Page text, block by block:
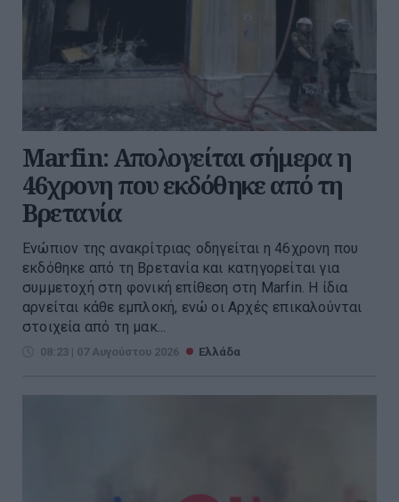
Marfin: Απολογείται σήμερα η
46χρονη που εκδόθηκε από τη
Βρετανία
Ενώπιον της ανακρίτριας οδηγείται η 46χρονη που
εκδόθηκε από τη Βρετανία και κατηγορείται για
συμμετοχή στη φονική επίθεση στη Marfin. Η ίδια
αρνείται κάθε εμπλοκή, ενώ οι Αρχές επικαλούνται
στοιχεία από τη μακ...
08:23 | 07 Αυγούστου 2026 Ελλάδα